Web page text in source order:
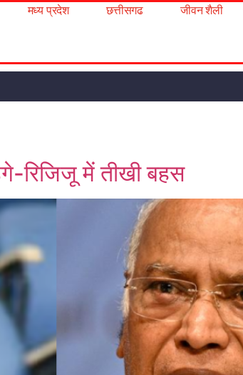
मध्य प्रदेश छत्तीसगढ जीवन शैली
रिजिजू में तीखी बहस